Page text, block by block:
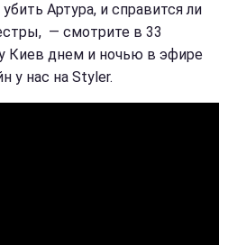
Артура, и справится ли
— смотрите в 33
Киев днем и ночью в эфире
у нас на Styler.